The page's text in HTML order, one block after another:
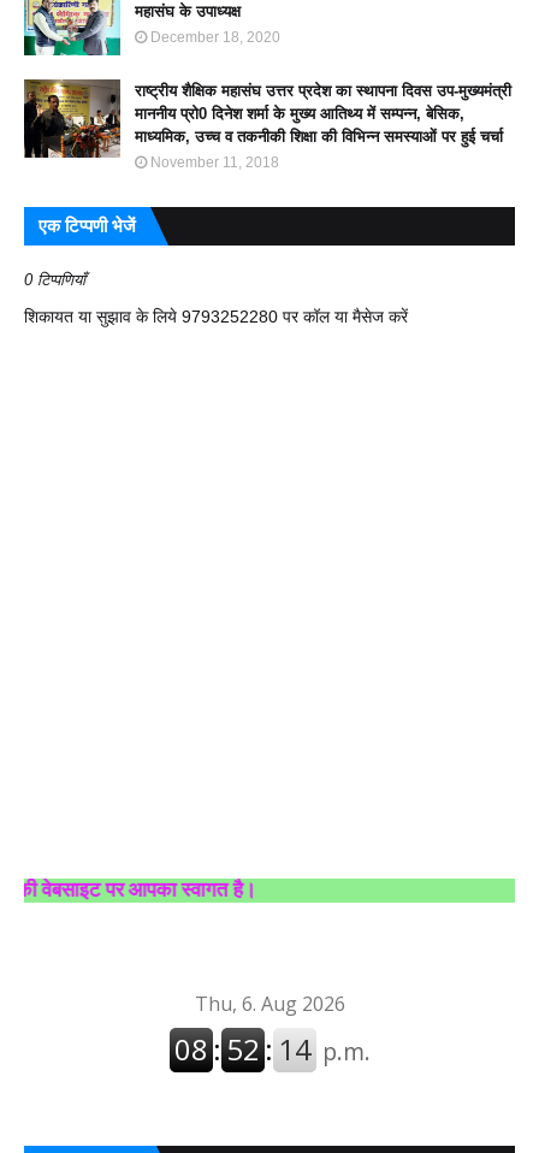
महासंघ के उपाध्यक्ष
December 18, 2020
राष्ट्रीय शैक्षिक महासंघ उत्तर प्रदेश का स्थापना दिवस उप-मुख्यमंत्री
माननीय प्रो0 दिनेश शर्मा के मुख्य आतिथ्य में सम्पन्न, बेसिक,
माध्यमिक, उच्च व तकनीकी शिक्षा की विभिन्न समस्याओं पर हुई चर्चा
November 11, 2018
एक टिप्पणी भेजें
0 टिप्पणियाँ
शिकायत या सुझाव के लिये 9793252280 पर कॉल या मैसेज करें
आपका स्वागत है।